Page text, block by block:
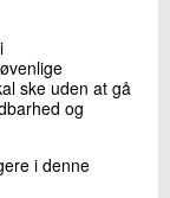
ske uden at gå
og
i denne